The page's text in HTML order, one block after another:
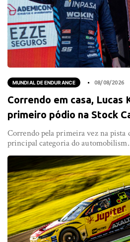
MUNDIAL DE ENDURANCE 08/08/2026
Correndo em casa, Lucas
primeiro pódio na Stock
Correndo pela primeira vez na pista
principal categoria do